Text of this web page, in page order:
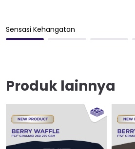
Sensasi Kehangatan
Produk lainnya